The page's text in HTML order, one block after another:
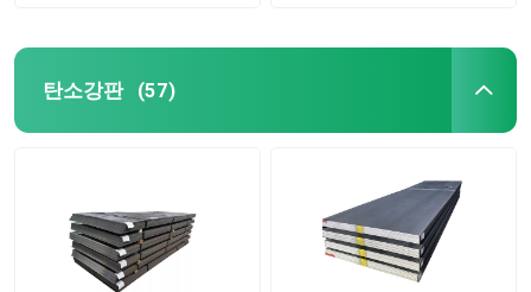
회사 소개
탄소강판 (57)